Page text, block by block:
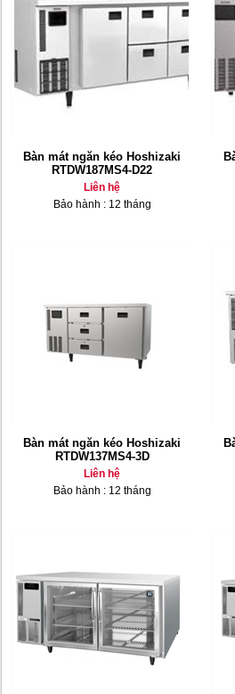
Bàn mát ngăn kéo Hoshizaki
RTDW187MS4-D22
Liên hệ
Bảo hành : 12 tháng
Bàn mát ngăn kéo Hoshizaki
RTDW137MS4-3D
Liên hệ
Bảo hành : 12 tháng